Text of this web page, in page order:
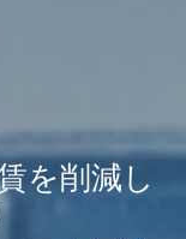
を削減し